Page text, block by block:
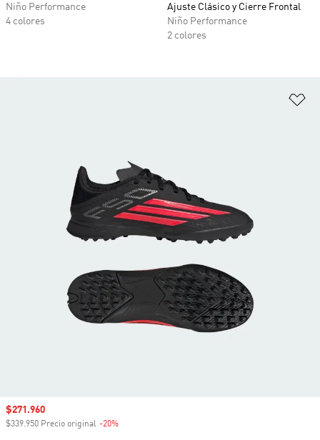
Niño Performance
4 colores
Ajuste Clásico y Cierre Frontal
Niño Performance
2 colores
Precio de venta
$271.960
$339.950 Precio original -20%